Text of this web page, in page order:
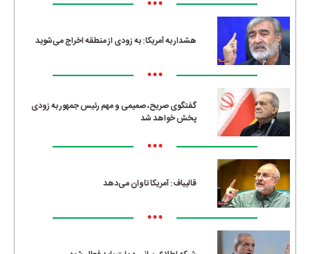
•••
هشدار به آمریکا: به زودی از منطقه اخراج می‌شوید
•••
گفتگوی صریح، صمیمی و مهم رئیس جمهور به زودی
پخش خواهد شد
•••
قالیباف: آمریکا تاوان می‌دهد
•••